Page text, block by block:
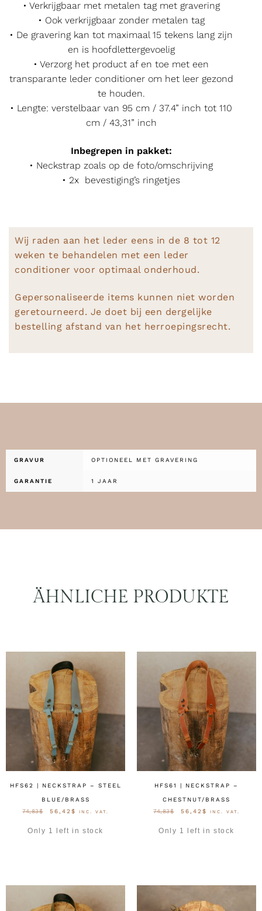
• Verkrijgbaar met metalen tag met gravering
• Ook verkrijgbaar zonder metalen tag
• De gravering kan tot maximaal 15 tekens lang zijn
en is hoofdlettergevoelig
• Verzorg het product af en toe met een
transparante leder conditioner om het leer gezond
te houden.
• Lengte: verstelbaar van 95 cm / 37.4” inch tot 110
cm / 43,31” inch
Inbegrepen in pakket:
• Neckstrap zoals op de foto/omschrijving
• 2x bevestiging’s ringetjes
Wij raden aan het leder eens in de 8 tot 12
weken te behandelen met een leder
conditioner voor optimaal onderhoud.
Gepersonaliseerde items kunnen niet worden
geretourneerd. Je doet bij een dergelijke
bestelling afstand van het herroepingsrecht.
GRAVUR OPTIONEEL MET GRAVERING
GARANTIE 1 JAAR
ÄHNLICHE PRODUKTE
HFS62 | NECKSTRAP – STEEL
BLUE/BRASS
74,83$ 56,42 $ INC. VAT.
Only 1 left in stock
HFS61 | NECKSTRAP –
CHESTNUT/BRASS
74,83$ 56,42 $ INC. VAT.
Only 1 left in stock